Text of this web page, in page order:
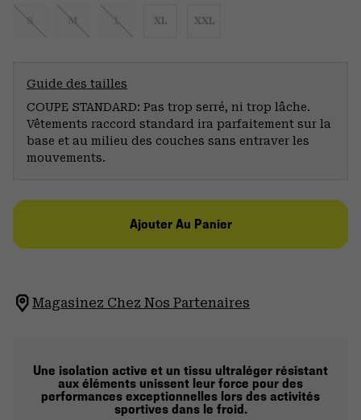
S M L XL XXL
Guide des tailles
COUPE STANDARD: Pas trop serré, ni trop lâche.
Vêtements raccord standard ira parfaitement sur la
base et au milieu des couches sans entraver les
mouvements.
Ajouter Au Panier
Magasinez Chez Nos Partenaires
Une isolation active et un tissu ultraléger résistant
aux éléments unissent leur force pour des
performances exceptionnelles lors des activités
sportives dans le froid.